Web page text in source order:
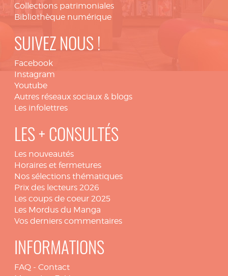
Collections patrimoniales
Bibliothèque numérique
SUIVEZ NOUS !
Facebook
Instagram
Youtube
Autres réseaux sociaux & blogs
Les infolettres
LES + CONSULTÉS
Les nouveautés
Horaires et fermetures
Nos sélections thématiques
Prix des lecteurs 2026
Les coups de coeur 2025
Les Mordus du Manga
Vos derniers commentaires
INFORMATIONS
FAQ - Contact